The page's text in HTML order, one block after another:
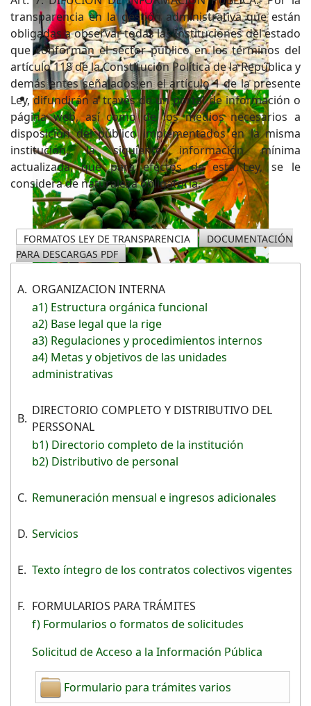
transparencia en la gestión administrativa que están
obligadas a observar todas las Instituciones del estado
que conforman el sector público en los términos del
artículo 118 de la Constitución Política de la República y
demás entes señalados en el artículo 1 de la presente
Ley, difundirán a través de un portal de información o
página web, así como de los medios necesarios a
disposición del público implementados en la misma
institución, la siguiente información mínima
actualizada, que para efectos de esta Ley, se le
considera de naturaleza obligatoria.
FORMATOS LEY DE TRANSPARENCIA
DOCUMENTACIÓN
PARA DESCARGAS PDF
A. ORGANIZACION INTERNA
a1) Estructura orgánica funcional
a2) Base legal que la rige
a3) Regulaciones y procedimientos internos
a4) Metas y objetivos de las unidades
administrativas
B.
DIRECTORIO COMPLETO Y DISTRIBUTIVO DEL
PERSSONAL
b1) Directorio completo de la institución
b2) Distributivo de personal
C. Remuneración mensual e ingresos adicionales
D. Servicios
E. Texto íntegro de los contratos colectivos vigentes
F. FORMULARIOS PARA TRÁMITES
f) Formularios o formatos de solicitudes
Solicitud de Acceso a la Información Pública
Formulario para trámites varios